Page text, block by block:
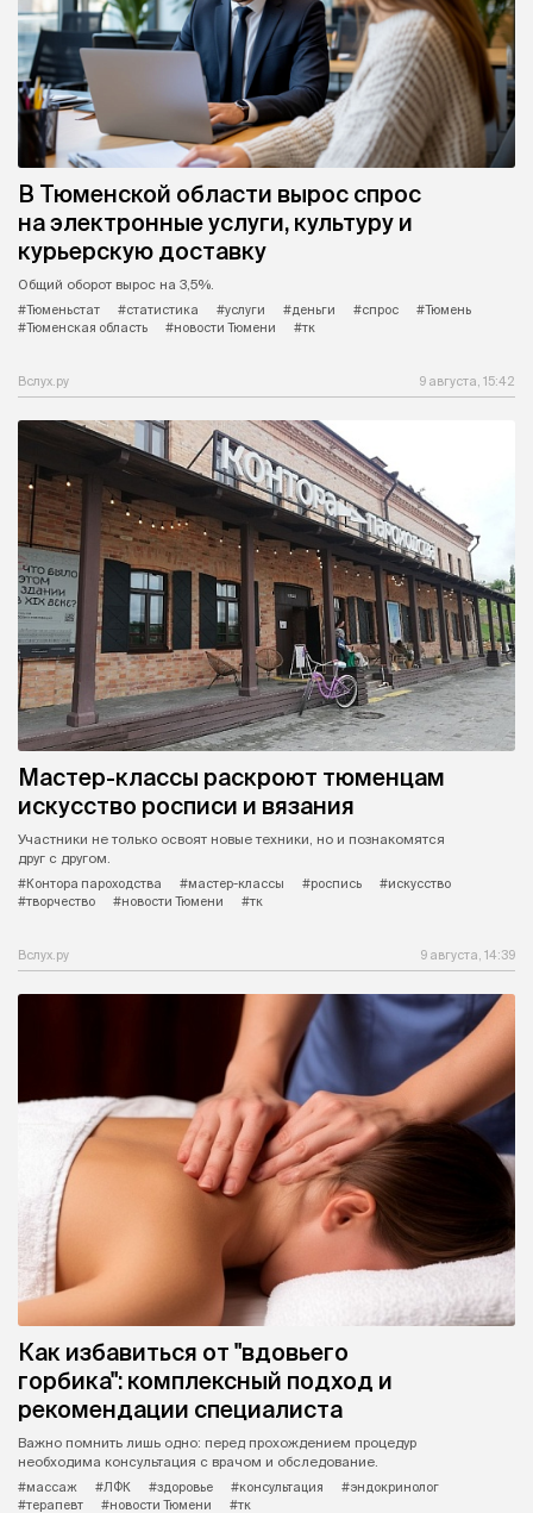
В Тюменской области вырос спрос
на электронные услуги, культуру и
курьерскую доставку
Общий оборот вырос на 3,5%.
#Тюменьстат
#статистика #услуги #деньги #спрос
#Тюмень
#Тюменская область
#новости Тюмени #тк
Вслух.ру 9 августа, 15:42
Мастер-классы раскроют тюменцам
искусство росписи и вязания
Участники не только освоят новые техники, но и познакомятся
друг с другом.
#Контора пароходства
#мастер-классы #роспись
#искусство
#творчество
#новости Тюмени #тк
Вслух.ру 9 августа, 14:39
Как избавиться от "вдовьего
горбика": комплексный подход и
рекомендации специалиста
Важно помнить лишь одно: перед прохождением процедур
необходима консультация с врачом и обследование.
#массаж
#ЛФК #здоровье #консультация
#эндокринолог
#терапевт
#новости Тюмени #тк